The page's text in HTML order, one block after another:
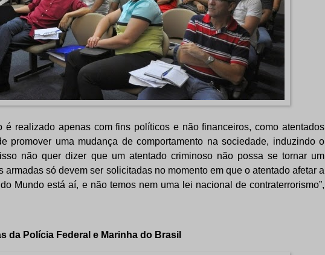
é realizado apenas com fins políticos e não financeiros, como atentados
promover uma mudança de comportamento na sociedade, induzindo o
não quer dizer que um atentado criminoso não possa se tornar um
armadas só devem ser solicitadas no momento em que o atentado afetar a
Mundo está aí, e não temos nem uma lei nacional de contraterrorismo”,
da Polícia Federal e Marinha do Brasil